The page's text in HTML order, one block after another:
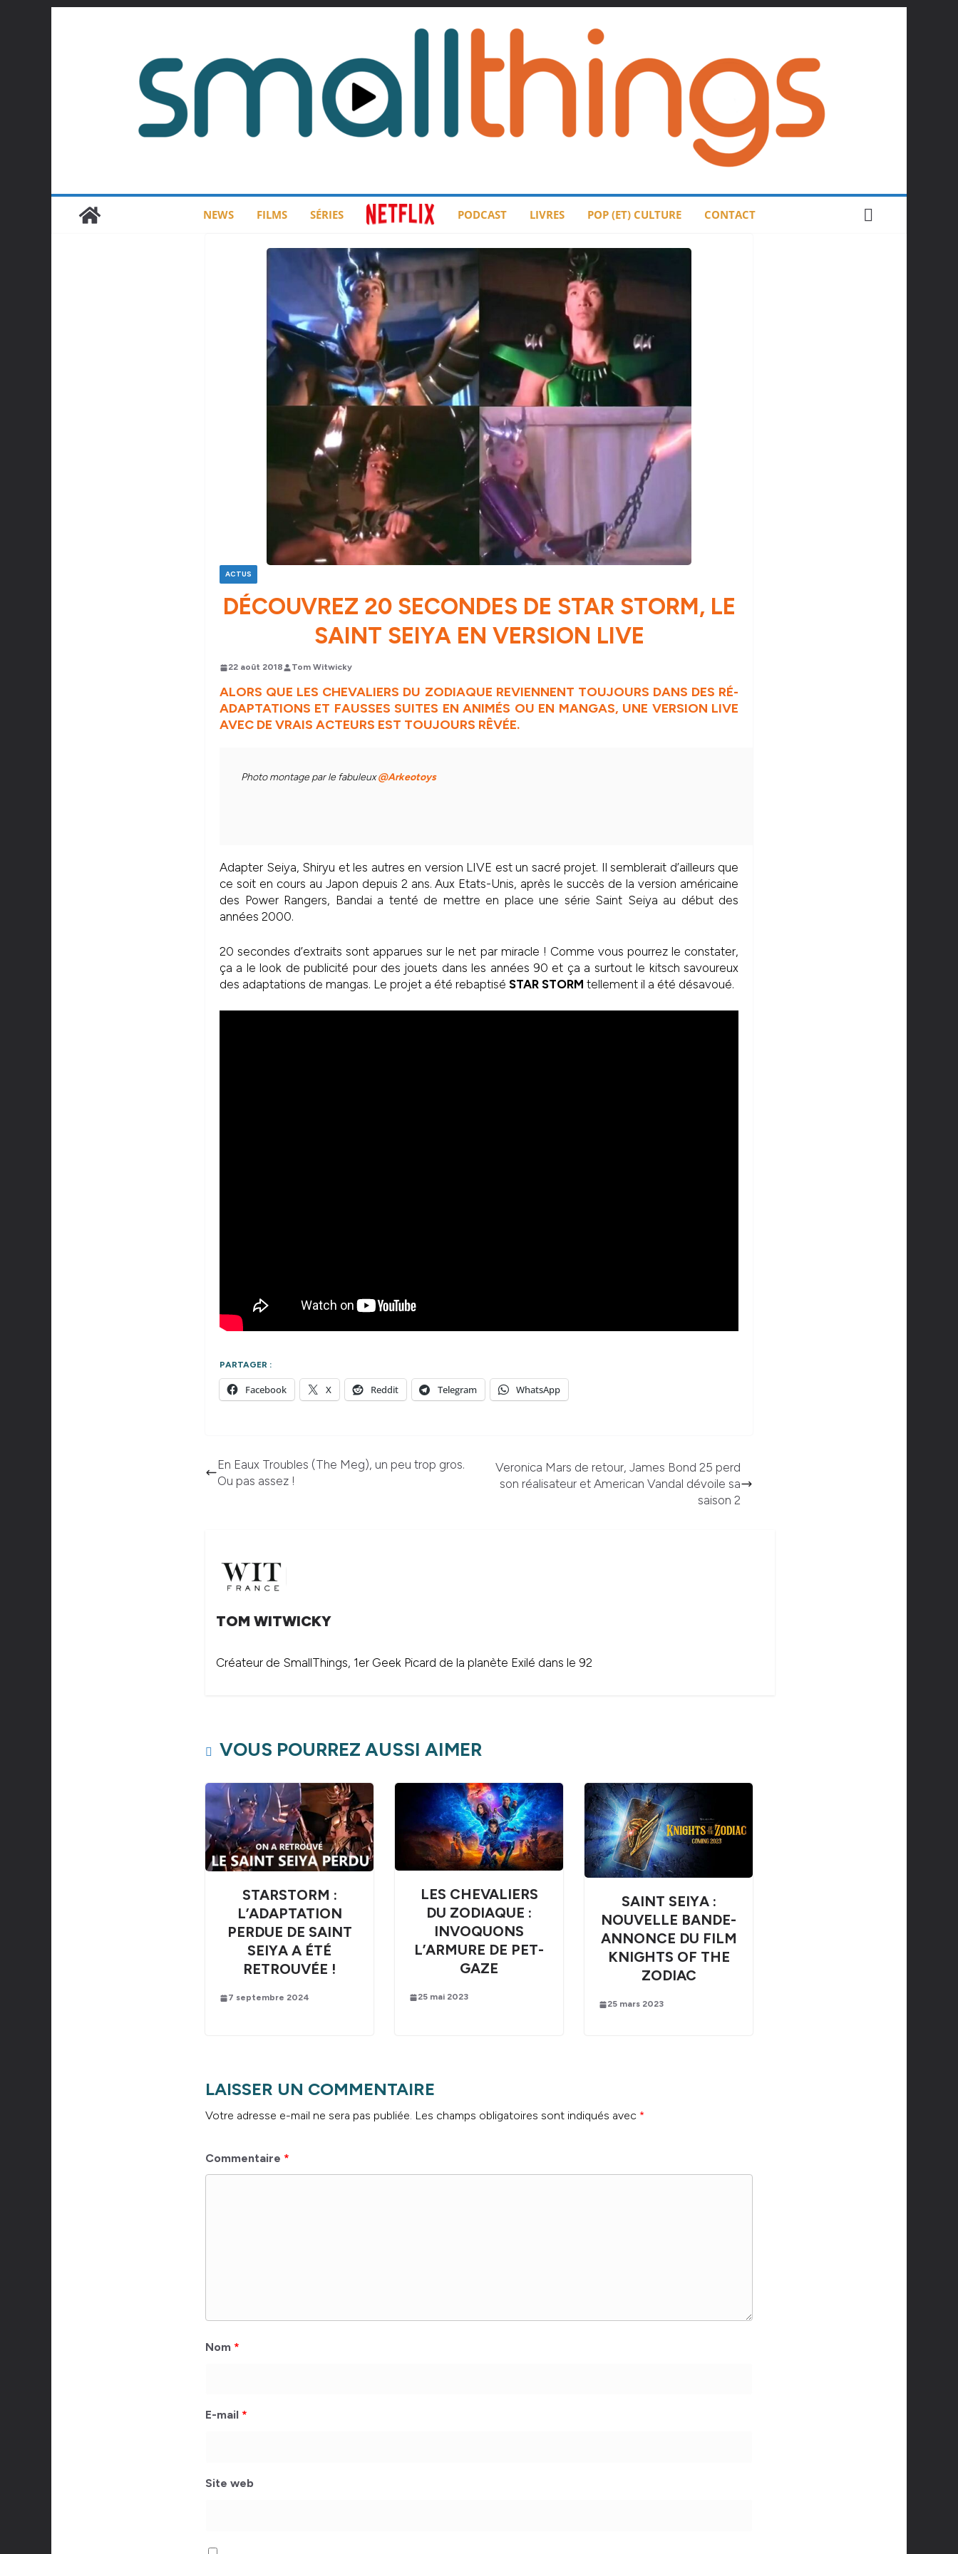
NEWS FILMS SÉRIES PODCAST LIVRES POP (ET) CULTURE CONTACT
ACTUS
DÉCOUVREZ 20 SECONDES DE STAR STORM, LE
SAINT SEIYA EN VERSION LIVE
22 août 2018 Tom Witwicky
ALORS QUE LES CHEVALIERS DU ZODIAQUE REVIENNENT TOUJOURS DANS DES RÉ-
ADAPTATIONS ET FAUSSES SUITES EN ANIMÉS OU EN MANGAS, UNE VERSION LIVE
AVEC DE VRAIS ACTEURS EST TOUJOURS RÊVÉE.
Photo montage par le fabuleux @Arkeotoys
Adapter Seiya, Shiryu et les autres en version LIVE est un sacré projet. Il semblerait d’ailleurs que
ce soit en cours au Japon depuis 2 ans. Aux Etats-Unis, après le succès de la version américaine
des Power Rangers, Bandai a tenté de mettre en place une série Saint Seiya au début des
années 2000.
20 secondes d’extraits sont apparues sur le net par miracle ! Comme vous pourrez le constater,
ça a le look de publicité pour des jouets dans les années 90 et ça a surtout le kitsch savoureux
des adaptations de mangas. Le projet a été rebaptisé STAR STORM tellement il a été désavoué.
PARTAGER :
Facebook X Reddit Telegram WhatsApp
En Eaux Troubles (The Meg), un peu trop gros.
Ou pas assez !
Veronica Mars de retour, James Bond 25 perd
son réalisateur et American Vandal dévoile sa
saison 2
TOM WITWICKY
Créateur de SmallThings, 1er Geek Picard de la planète Exilé dans le 92
VOUS POURREZ AUSSI AIMER
STARSTORM :
L’ADAPTATION
PERDUE DE SAINT
SEIYA A ÉTÉ
RETROUVÉE !
7 septembre 2024
LES CHEVALIERS
DU ZODIAQUE :
INVOQUONS
L’ARMURE DE PET-
GAZE
25 mai 2023
SAINT SEIYA :
NOUVELLE BANDE-
ANNONCE DU FILM
KNIGHTS OF THE
ZODIAC
25 mars 2023
LAISSER UN COMMENTAIRE
Votre adresse e-mail ne sera pas publiée. Les champs obligatoires sont indiqués avec *
Commentaire *
Nom *
E-mail *
Site web